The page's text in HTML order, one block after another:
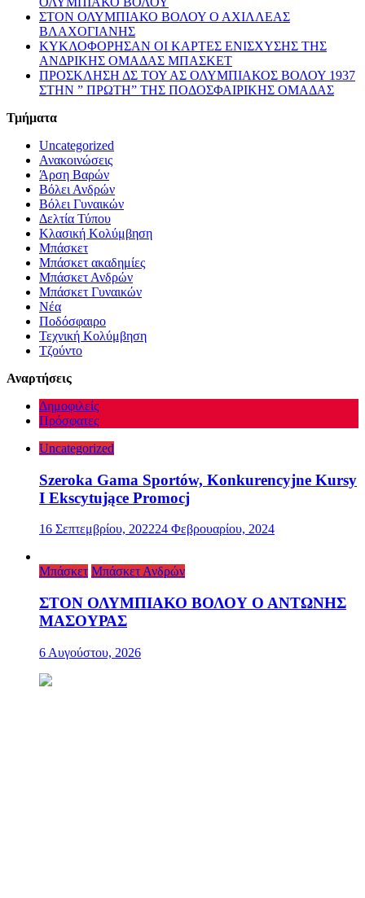
ΣΤΟΝ ΟΛΥΜΠΙΑΚΟ ΒΟΛΟΥ Ο ΑΧΙΛΛΕΑΣ
ΒΛΑΧΟΓΙΑΝΗΣ
ΚΥΚΛΟΦΟΡΗΣΑΝ ΟΙ ΚΑΡΤΕΣ ΕΝΙΣΧΥΣΗΣ ΤΗΣ
ΑΝΔΡΙΚΗΣ ΟΜΑΔΑΣ ΜΠΑΣΚΕΤ
ΠΡΟΣΚΛΗΣΗ ΔΣ ΤΟΥ ΑΣ ΟΛΥΜΠΙΑΚΟΣ ΒΟΛΟΥ 1937
ΣΤΗΝ ” ΠΡΩΤΗ” ΤΗΣ ΠΟΔΟΣΦΑΙΡΙΚΗΣ ΟΜΑΔΑΣ
Τμήματα
Uncategorized
Ανακοινώσεις
Άρση Βαρών
Βόλει Ανδρών
Βόλει Γυναικών
Δελτία Τύπου
Κλασική Κολύμβηση
Μπάσκετ
Μπάσκετ ακαδημίες
Μπάσκετ Ανδρών
Μπάσκετ Γυναικών
Νέα
Ποδόσφαιρο
Τεχνική Κολύμβηση
Τζούντο
Αναρτήσεις
Δημοφιλείς
Πρόσφατες
Uncategorized
Szeroka Gama Sportów, Konkurencyjne Kursy
I Ekscytujące Promocj
16 Σεπτεμβρίου, 202224 Φεβρουαρίου, 2024
Μπάσκετ Μπάσκετ Ανδρών
ΣΤΟΝ ΟΛΥΜΠΙΑΚΟ ΒΟΛΟΥ Ο ΑΝΤΩΝΗΣ
ΜΑΣΟΥΡΑΣ
6 Αυγούστου, 2026